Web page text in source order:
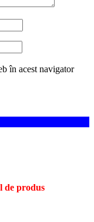
în acest navigator
de produs